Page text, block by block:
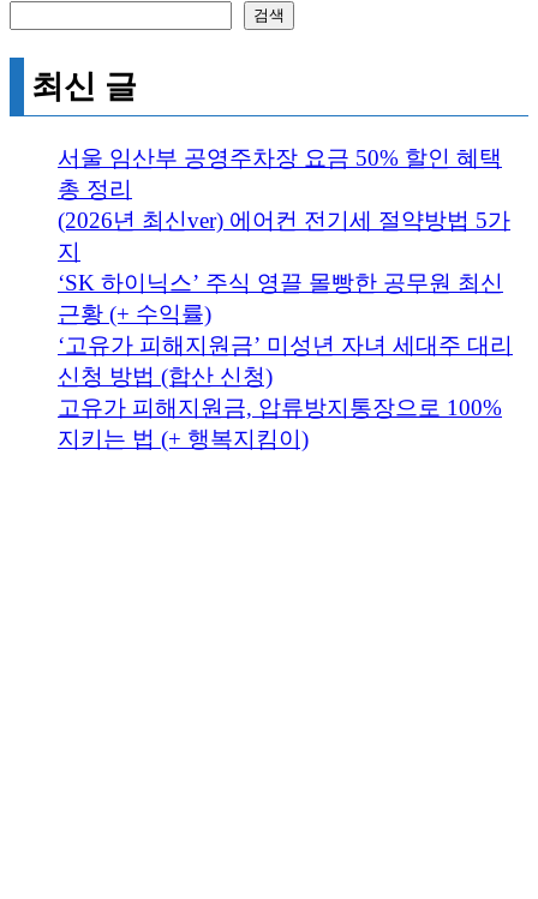
검색
최신 글
서울 임산부 공영주차장 요금 50% 할인 혜택
총 정리
(2026년 최신ver) 에어컨 전기세 절약방법 5가
지
‘SK 하이닉스’ 주식 영끌 몰빵한 공무원 최신
근황 (+ 수익률)
‘고유가 피해지원금’ 미성년 자녀 세대주 대리
신청 방법 (합산 신청)
고유가 피해지원금, 압류방지통장으로 100%
지키는 법 (+ 행복지킴이)